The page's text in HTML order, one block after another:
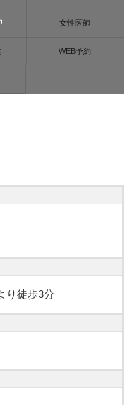
女性医師
WEB予約
り徒歩3分